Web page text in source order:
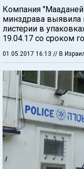
Компания
минздрава выявила
листерии в
19.04.17 со сроком
01.05.2017 16:13 // В